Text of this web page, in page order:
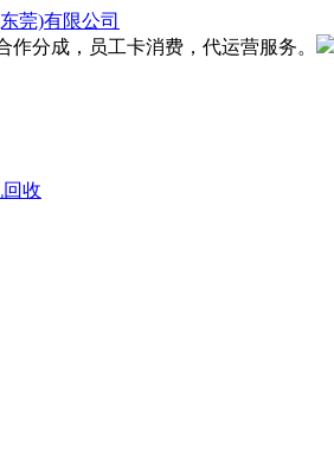
作分成，员工卡消费，代运营服务。
收